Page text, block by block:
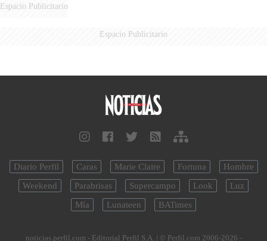
Espacio Publicitario
Espacio Publicitario
Diario Perfil Caras Marie Claire Fortuna
Hombre
Weekend
Parabrisas Supercampo Look
Luz
Mía
Lunateen BATimes
noticias.perfil.com - Editorial Perfil S.A. | © Perfil.com 2006-2026 -